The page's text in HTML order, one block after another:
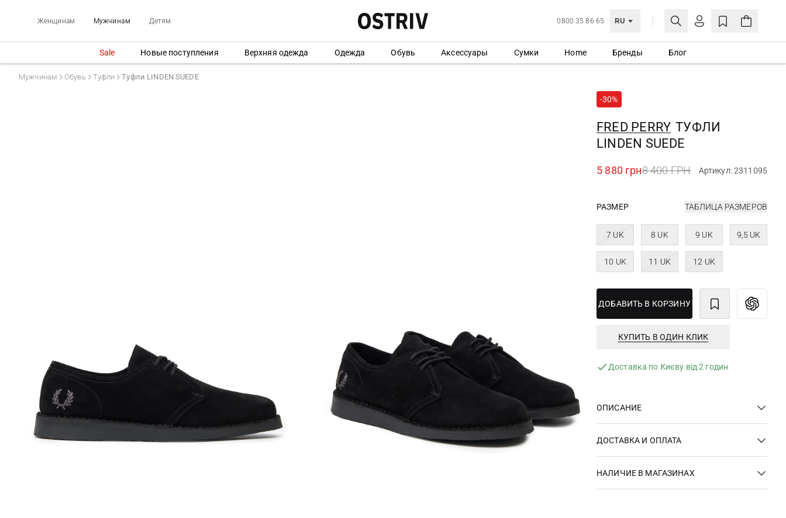
Женщинам Мужчинам Детям 0800 35 86 65 RU
ЛИЧНЫЙ КАБИНЕТ
СОЗДАТЬ УЧЕТНУЮ ЗАПИСЬ
Sale Новые поступления Верхняя одежда Одежда Обувь Аксессуары Сумки Home Бренды Блог
Мужчинам Обувь Туфли Туфли LINDEN SUEDE
-30%
FRED PERRY ТУФЛИ
LINDEN SUEDE
5 880 грн8 400 ГРН Артикул: 2311095
РАЗМЕР ТАБЛИЦА РАЗМЕРОВ
7 UK 8 UK 9 UK 9,5 UK
10 UK 11 UK 12 UK
ДОБАВИТЬ В КОРЗИНУ
КУПИТЬ В ОДИН КЛИК
Доставка по Києву від 2 годин
ОПИСАНИЕ
ДОСТАВКА И ОПЛАТА
НАЛИЧИЕ В МАГАЗИНАХ